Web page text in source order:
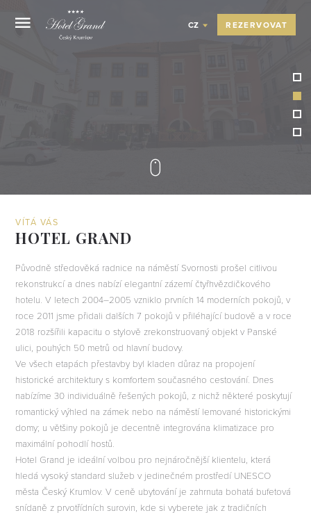
CZ REZERVOVAT
VÍTÁ VÁS
HOTEL GRAND
Původně středověká radnice na náměstí Svornosti prošel citlivou
rekonstrukcí a dnes nabízí elegantní zázemí čtyřhvězdičkového
hotelu. V letech 2004–2005 vzniklo prvních 14 moderních pokojů, v
roce 2011 jsme přidali dalších 7 pokojů v přiléhající budově a v roce
2018 rozšířili kapacitu o stylově zrekonstruovaný objekt v Panské
ulici, pouhých 50 metrů od hlavní budovy.
Ve všech etapách přestavby byl kladen důraz na propojení
historické architektury s komfortem současného cestování. Dnes
nabízíme 30 individuálně řešených pokojů, z nichž některé poskytují
romantický výhled na zámek nebo na náměstí lemované historickými
domy; u většiny pokojů je decentně integrována klimatizace pro
maximální pohodlí hostů.
Hotel Grand je ideální volbou pro nejnáročnější klientelu, která
hledá vysoký standard služeb v jedinečném prostředí UNESCO
města Český Krumlov. V ceně ubytování je zahrnuta bohatá bufetová
snídaně z prvotřídních surovin, kde si vyberete jak z tradičních